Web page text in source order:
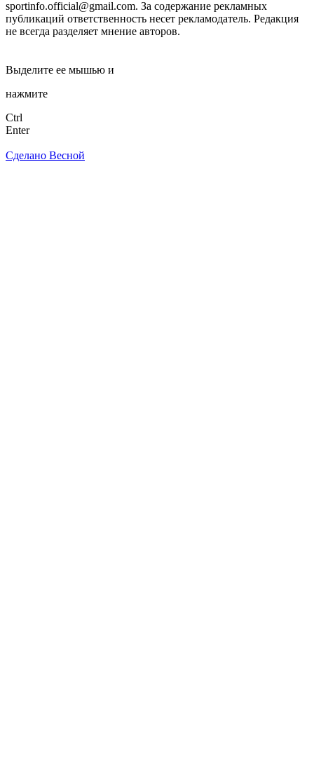
sportinfo.official@gmail.com. За содержание рекламных
публикаций ответственность несет рекламодатель. Редакция
не всегда разделяет мнение авторов.
Выделите ее мышью и
нажмите
Ctrl
Enter
Сделано Весной